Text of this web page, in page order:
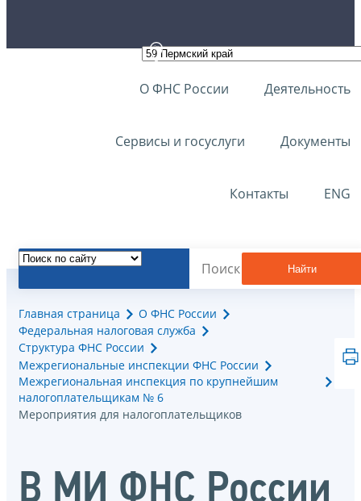
О ФНС России Деятельность
Сервисы и госуслуги Документы
Контакты ENG
Найти
Главная страница
О ФНС России
Федеральная налоговая служба
Структура ФНС России
Межрегиональные инспекции ФНС России
Межрегиональная инспекция по крупнейшим
налогоплательщикам № 6
Мероприятия для налогоплательщиков
В МИ ФНС России